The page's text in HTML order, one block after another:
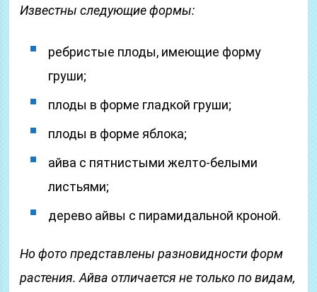
Известны следующие формы:
ребристые плоды, имеющие форму
груши;
плоды в форме гладкой груши;
плоды в форме яблока;
айва с пятнистыми желто-белыми
листьями;
дерево айвы с пирамидальной кроной.
Но фото представлены разновидности форм
растения. Айва отличается не только по видам,